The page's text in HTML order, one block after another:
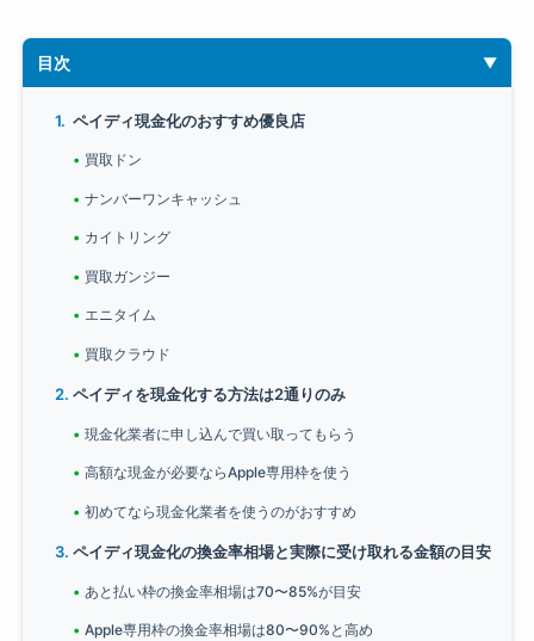
目次
ペイディ現金化のおすすめ優良店
買取ドン
ナンバーワンキャッシュ
カイトリング
買取ガンジー
エニタイム
買取クラウド
ペイディを現金化する方法は2通りのみ
現金化業者に申し込んで買い取ってもらう
高額な現金が必要ならApple専用枠を使う
初めてなら現金化業者を使うのがおすすめ
ペイディ現金化の換金率相場と実際に受け取れる金額の目安
あと払い枠の換金率相場は70〜85%が目安
Apple専用枠の換金率相場は80〜90%と高め